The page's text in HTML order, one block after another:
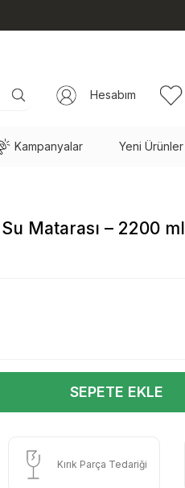
Hesabım
Kampanyalar Yeni Ürünler
Matarası – 2200 ml
SEPETE EKLE
Kırık Parça Tedariği